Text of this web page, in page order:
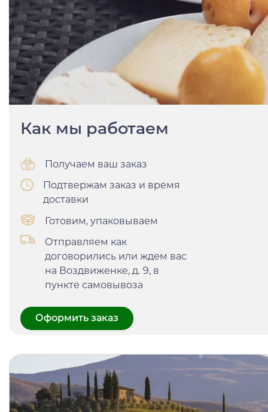
Как мы работаем
Получаем ваш заказ
Подтвержам заказ и время
доставки
Готовим, упаковываем
Отправляем как
договорились или ждем вас
на Воздвиженке, д. 9, в
пункте самовывоза
Оформить заказ